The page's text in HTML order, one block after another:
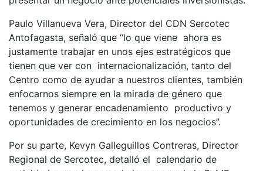
Paulo Villanueva Vera, Director del CDN Sercotec
Antofagasta, señaló que “lo que viene ahora es
justamente trabajar en unos ejes estratégicos que
tienen que ver con internacionalización, tanto del
Centro como de ayudar a nuestros clientes, también
enfocarnos siempre en la mirada de género que
tenemos y generar encadenamiento productivo y
oportunidades de crecimiento en los negocios”.
Por su parte, Kevyn Galleguillos Contreras, Director
Regional de Sercotec, detalló el calendario de